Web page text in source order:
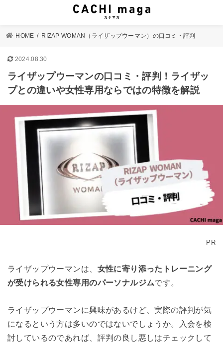
HOME RIZAP WOMAN（ライザップウーマン）の口コミ・評判
2024.08.30
ライザップウーマンの口コミ・評判！ライザッ
プとの違いや女性専用ならではの特徴を解説
PR
ライザップウーマンは、 女性に寄り添ったトレーニング
が受けられる女性専用のパーソナルジムです。
ライザップウーマンに興味があるけど、実際の評判が気
になるという方は多いのではないでしょうか。入会を検
討しているのであれば、評判の良し悪しはチェックして